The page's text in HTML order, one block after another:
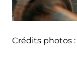
Crédits photos :